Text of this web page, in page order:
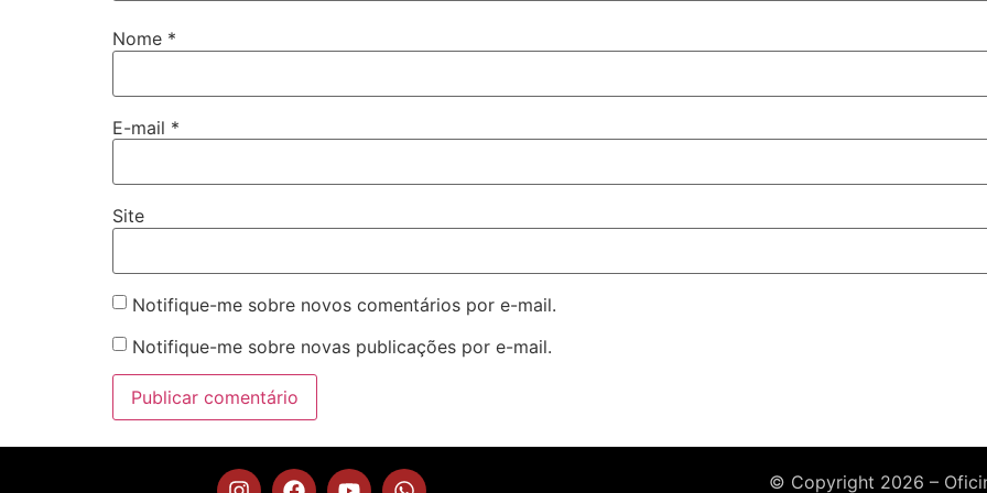
Nome *
E-mail *
Site
Notifique-me sobre novos comentários por e-mail.
Notifique-me sobre novas publicações por e-mail.
© Copyright 2026 –